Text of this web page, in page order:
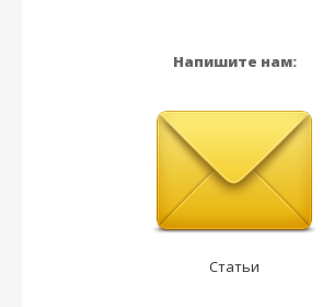
Напишите нам:
Статьи